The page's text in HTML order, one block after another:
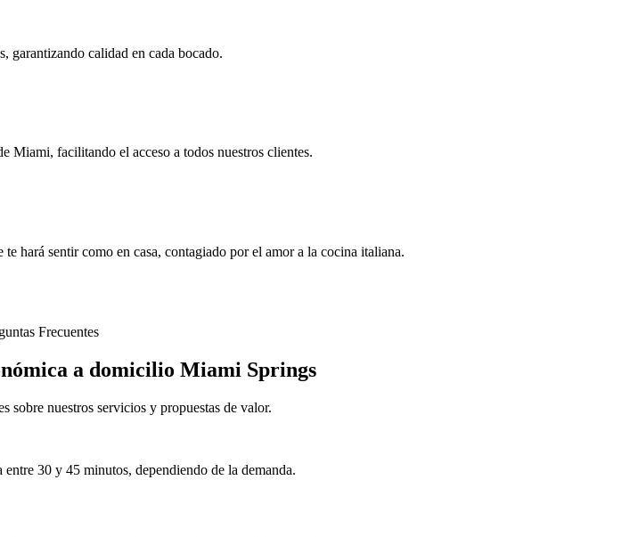
garantizando calidad en cada bocado.
Miami, facilitando el acceso a todos nuestros clientes.
hará sentir como en casa, contagiado por el amor a la cocina italiana.
Frecuentes
a domicilio Miami Springs
sobre nuestros servicios y propuestas de valor.
30 y 45 minutos, dependiendo de la demanda.